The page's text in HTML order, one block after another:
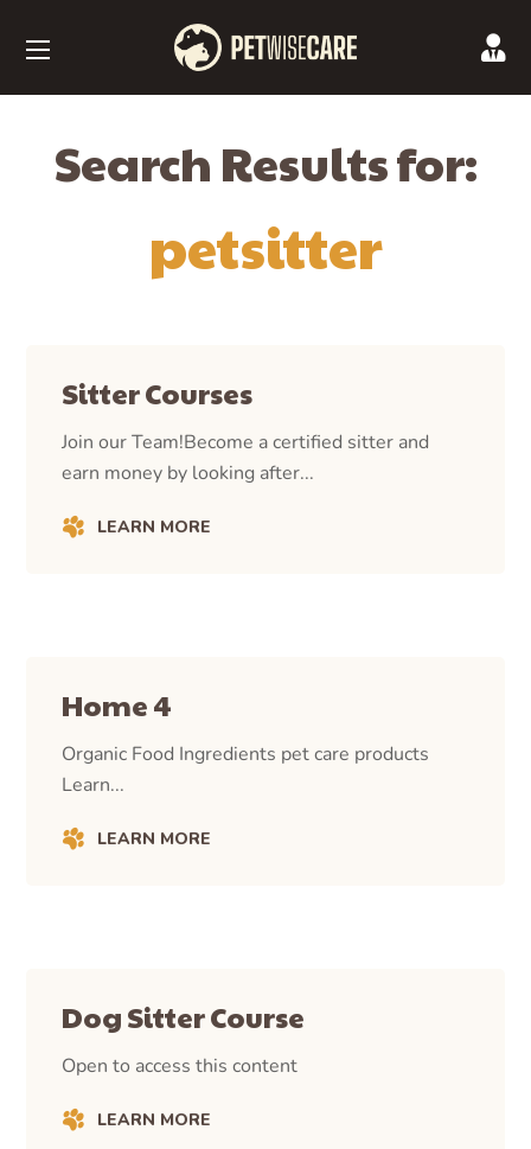
Search Results for:
petsitter
Sitter Courses
Join our Team!Become a certified sitter and
earn money by looking after...
LEARN MORE
Home 4
Organic Food Ingredients pet care products
Learn...
LEARN MORE
Dog Sitter Course
Open to access this content
LEARN MORE